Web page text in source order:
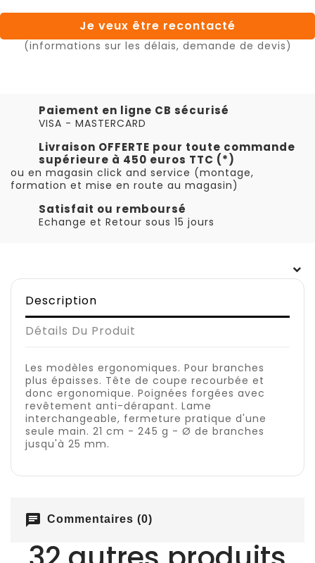
Je veux être recontacté
(informations sur les délais, demande de devis)
Paiement en ligne CB sécurisé
VISA - MASTERCARD
Livraison OFFERTE pour toute commande
supérieure à 450 euros TTC (*)
ou en magasin click and service (montage,
formation et mise en route au magasin)
Satisfait ou remboursé
Echange et Retour sous 15 jours
Description
Détails Du Produit
Les modèles ergonomiques. Pour branches
plus épaisses. Tête de coupe recourbée et
donc ergonomique. Poignées forgées avec
revêtement anti-dérapant. Lame
interchangeable, fermeture pratique d'une
seule main. 21 cm - 245 g - Ø de branches
jusqu'à 25 mm.
chat Commentaires (0)